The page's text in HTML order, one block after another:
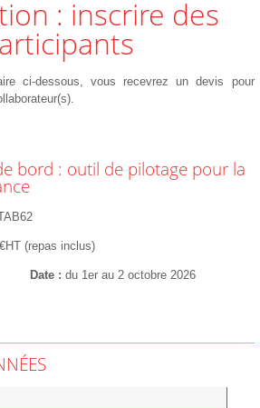
ci-dessous, vous recevrez un devis pour
bord : outil de pilotage pour la
(repas inclus)
Date du 1er au 2 octobre 2026